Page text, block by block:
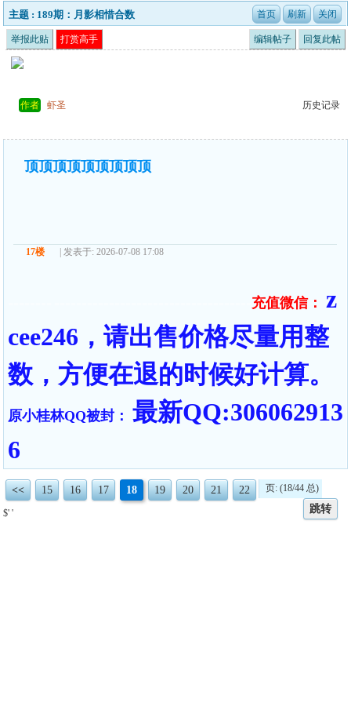
主题 : 189期：月影相惜合数
举报此贴 打赏高手 编辑帖子 回复此帖
作者 虾圣 历史记录
顶顶顶顶顶顶顶顶顶
17楼 | 发表于: 2026-07-08 17:08
充值微信：
z
cee246，请出售价格尽量用整
数，方便在退的时候好计算。
原小桂林QQ被封： 最新QQ:306062913
6
<< 15 16 17 18 19 20 21 22 页: (18/44 总)
跳转
$' '